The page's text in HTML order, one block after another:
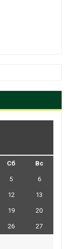
Сб Вс
5 6
12 13
19 20
26 27